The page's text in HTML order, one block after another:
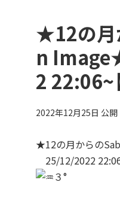
★12の月
n
2 22:06~
2022年12月25日 公開
★12の月からの
25/12/2022
３°